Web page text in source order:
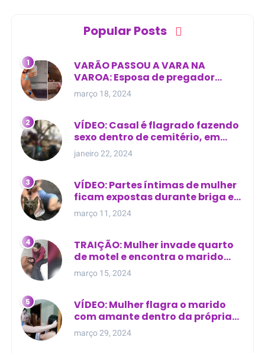
Popular Posts
VARÃO PASSOU A VARA NA
VAROA: Esposa de pregador
evangélico descobre
relacionamento extra-conjugal
março 18, 2024
VÍDEO: Casal é flagrado fazendo
sexo dentro de cemitério, em
cima de túmulo no Maranhão
janeiro 22, 2024
VÍDEO: Partes íntimas de mulher
ficam expostas durante briga em
Manaus
março 11, 2024
TRAIÇÃO: Mulher invade quarto
de motel e encontra o marido
com outra na cama
março 15, 2024
VÍDEO: Mulher flagra o marido
com amante dentro da própria
residência
março 29, 2024